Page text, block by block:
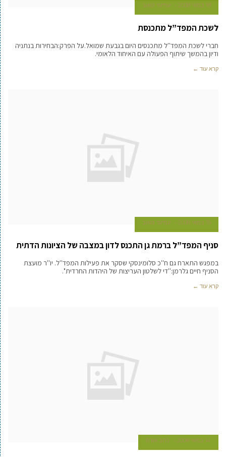
18 במאי 2008 עמיעד טאוב
לשכת המפד”ל מתכנסת
חברי לשכת המפד''ל מתכנסים היום בגבעת שמואל.על הפרק:הבחירות בנתניה
ודיון בהמשך שיתוף הפעולה עם האיחוד הלאומי.
קרא עוד ←
15 במאי 2008 עמיעד טאוב
סניף המפד”ל ברמת גן התכנס לדון במצבה של הציונות הדתית
במפגש התארח גם ח''כ סלומינסקי שסקר את פעילות המפד''ל. יו''ר מועצת
הסניף חיים גלרמן:''די לשלטון העריצות של היהדות החרדית''.
קרא עוד ←
14 במאי 2008 כתב אורח